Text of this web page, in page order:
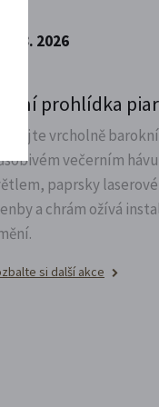
7. 8. 2026
Noční prohlídka
vrcholně
večerním
paprsky
a chrám ožívá
si další akce